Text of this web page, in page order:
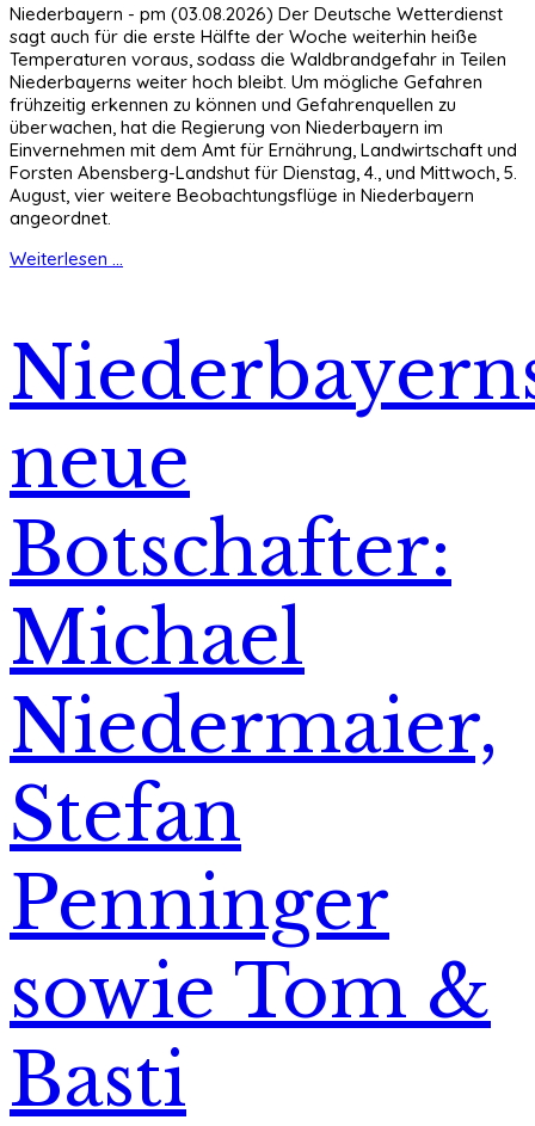
Niederbayern - pm (03.08.2026) Der Deutsche Wetterdienst
sagt auch für die erste Hälfte der Woche weiterhin heiße
Temperaturen voraus, sodass die Waldbrandgefahr in Teilen
Niederbayerns weiter hoch bleibt. Um mögliche Gefahren
frühzeitig erkennen zu können und Gefahrenquellen zu
überwachen, hat die Regierung von Niederbayern im
Einvernehmen mit dem Amt für Ernährung, Landwirtschaft und
Forsten Abensberg-Landshut für Dienstag, 4., und Mittwoch, 5.
August, vier weitere Beobachtungsflüge in Niederbayern
angeordnet.
Weiterlesen ...
neue
Botschafter:
Michael
Niedermaier,
Stefan
Penninger
sowie Tom &
Basti